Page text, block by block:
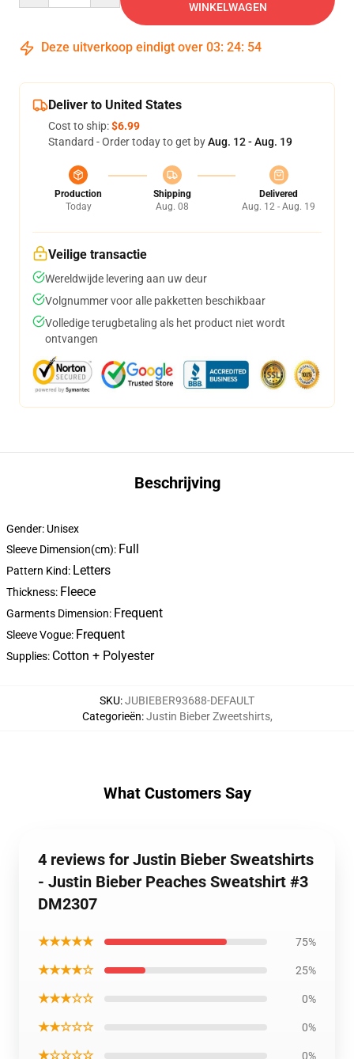
WINKELWAGEN
Deze uitverkoop eindigt over 03: 24: 54
Deliver to United States
Cost to ship:$6.99
Standard - Order today to get byAug. 12 - Aug. 19
Production
Today
Shipping
Aug. 08
Delivered
Aug. 12 - Aug. 19
Veilige transactie
Wereldwijde levering aan uw deur
Volgnummer voor alle pakketten beschikbaar
Volledige terugbetaling als het product niet wordt
ontvangen
Beschrijving
Gender: Unisex
Sleeve Dimension(cm): Full
Pattern Kind: Letters
Thickness: Fleece
Garments Dimension: Frequent
Sleeve Vogue: Frequent
Supplies: Cotton + Polyester
SKU:JUBIEBER93688-DEFAULT
Categorieën:Justin Bieber Zweetshirts,
What Customers Say
4 reviews for Justin Bieber Sweatshirts
- Justin Bieber Peaches Sweatshirt #3
DM2307
★★★★★ 75%
★★★★☆ 25%
★★★☆☆ 0%
★★☆☆☆ 0%
★☆☆☆☆ 0%